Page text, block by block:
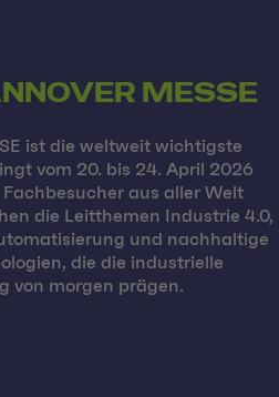
MESSE
ist die weltweit wichtigste
vom 20. bis 24. April 2026
aus aller Welt
die Leitthemen Industrie 4.0,
und nachhaltige
die die industrielle
von morgen prägen.